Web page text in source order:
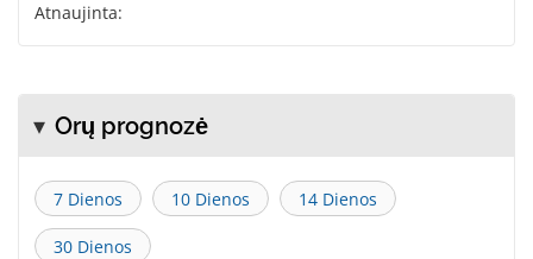
Atnaujinta:
Orų prognozė
7 Dienos 10 Dienos 14 Dienos
30 Dienos